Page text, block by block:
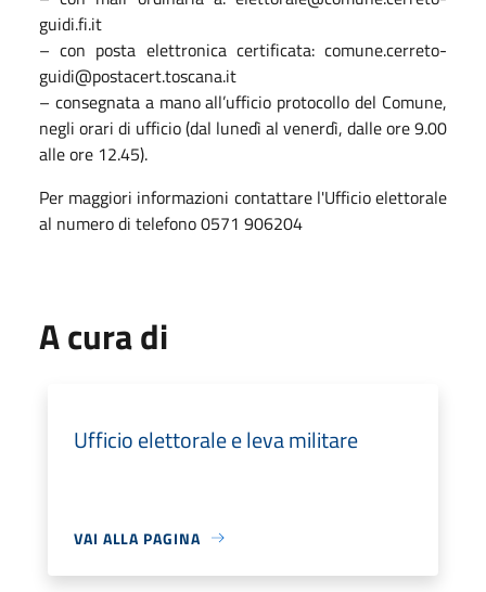
guidi.fi.it
– con posta elettronica certificata: comune.cerreto-
guidi@postacert.toscana.it
– consegnata a mano all’ufficio protocollo del Comune,
negli orari di ufficio (dal lunedì al venerdì, dalle ore 9.00
alle ore 12.45).
Per maggiori informazioni contattare l'Ufficio elettorale
al numero di telefono 0571 906204
A cura di
Ufficio elettorale e leva militare
VAI ALLA PAGINA